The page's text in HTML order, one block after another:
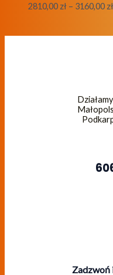
2810,00 zł – 3160,00 zł
Zadzwoń